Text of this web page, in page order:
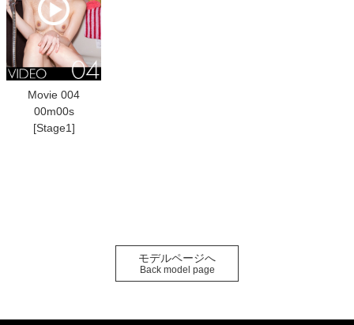
Movie 004
00m00s
[Stage1]
モデルページへ
Back model page